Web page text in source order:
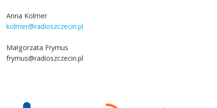
Anna Kolmer
kolmer@radioszczecin.pl
Małgorzata Frymus
frymus@radioszczecin.pl